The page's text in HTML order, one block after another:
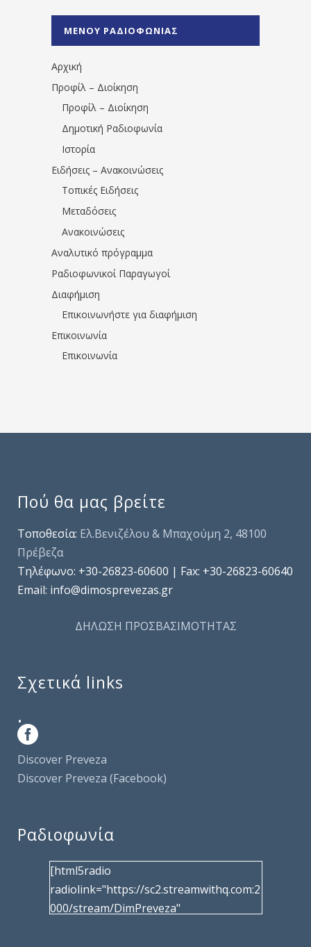
1531194763766854/" artist="" ]
ΜΕΝΟΥ ΡΑΔΙΟΦΩΝΙΑΣ
Αρχική
Προφίλ – Διοίκηση
Προφίλ – Διοίκηση
Δημοτική Ραδιοφωνία
Ιστορία
Ειδήσεις – Ανακοινώσεις
Τοπικές Ειδήσεις
Μεταδόσεις
Ανακοινώσεις
Αναλυτικό πρόγραμμα
Ραδιοφωνικοί Παραγωγοί
Διαφήμιση
Επικοινωνήστε για διαφήμιση
Επικοινωνία
Επικοινωνία
Πού θα μας βρείτε
Τοποθεσία: Ελ.Βενιζέλου & Μπαχούμη 2, 48100
Πρέβεζα
Τηλέφωνo: +30-26823-60600 | Fax: +30-26823-60640
Email: info@dimosprevezas.gr
ΔΗΛΩΣΗ ΠΡΟΣΒΑΣΙΜΟΤΗΤΑΣ
Σχετικά links
.
Discover Preveza
Discover Preveza (Facebook)
Ραδιοφωνία
[html5radio
radiolink="https://sc2.streamwithq.com:2
000/stream/DimPreveza"